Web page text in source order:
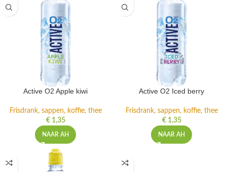
Active O2 Apple kiwi
Frisdrank, sappen, koffie, thee
€1,35
NAAR AH
Active O2 Iced berry
Frisdrank, sappen, koffie, thee
€1,35
NAAR AH